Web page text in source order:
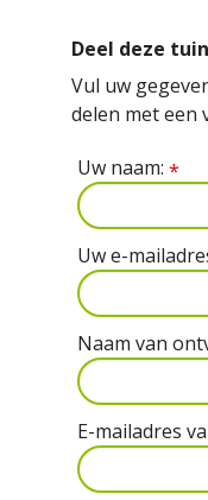
Deel deze
Vul uw
delen met een
Uw naam: *
Uw e-
Naam van
E-mailadres